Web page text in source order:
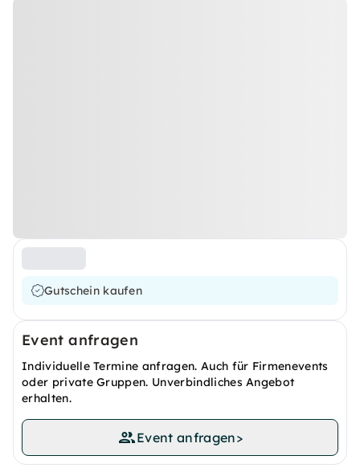
Gutschein kaufen
Event anfragen
Individuelle Termine anfragen. Auch für Firmenevents
oder private Gruppen. Unverbindliches Angebot
erhalten.
Event anfragen>